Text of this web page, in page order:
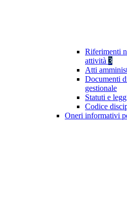
Riferimenti
attività 3
Atti
Documenti
gestionale
Statuti e
Codice
Oneri informativi